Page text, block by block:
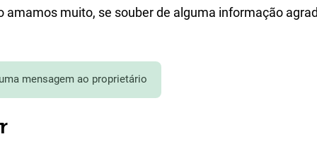
amamos muito, se souber de alguma informação
mensagem ao proprietário